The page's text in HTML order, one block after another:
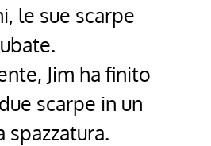
le sue scarpe
Jim ha finito
scarpe in un